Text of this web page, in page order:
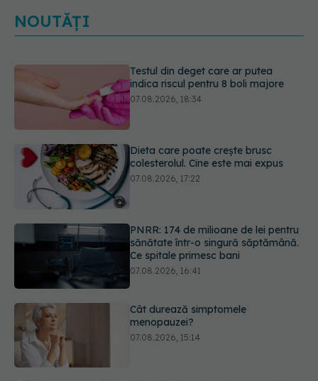
NOUTĂȚI
Dieta care poate crește brusc
colesterolul. Cine este mai expus
07.08.2026, 17:22
PNRR: 174 de milioane de lei pentru
sănătate într-o singură săptămână.
Ce spitale primesc bani
Cât durează simptomele
menopauzei?
07.08.2026, 15:14
Ți-ai mărit buzele? Cele 4 greșeli
care pot strica rezultatul după
injectarea cu acid hialuronic